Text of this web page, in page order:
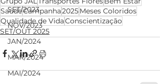
SET/2023
NOV/2023
JAN/2024
MAR/2024
MAI/2024
SaúdeCampanha2025Meses Coloridos
Qualidade de VidaConscientização
SET/OUT 2025